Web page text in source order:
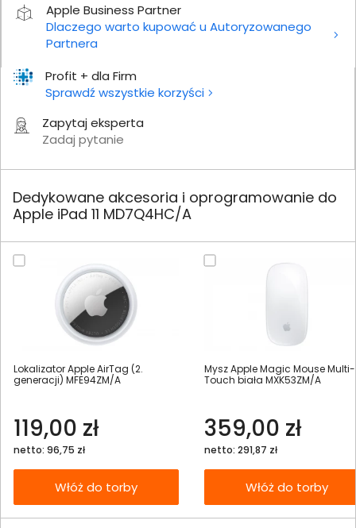
Profit + dla Firm
Sprawdź wszystkie korzyści
Zapytaj eksperta
Zadaj pytanie
Apple Business Partner
Dlaczego warto kupować u Autoryzowanego
Partnera
Dedykowane akcesoria i oprogramowanie do
Apple iPad 11 MD7Q4HC/A
Lokalizator Apple AirTag (2.
generacji) MFE94ZM/A
119,00 zł
netto: 96,75 zł
Włóż do torby
Mysz Apple Magic Mouse Multi-
Touch biała MXK53ZM/A
359,00 zł
netto: 291,87 zł
Włóż do torby